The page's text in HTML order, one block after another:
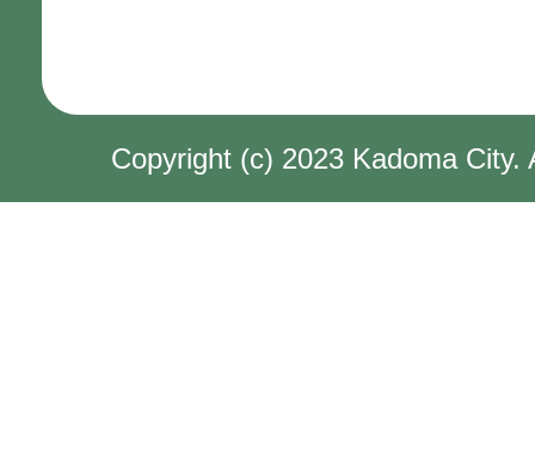
Copyright (c) 2023 Kadoma City.